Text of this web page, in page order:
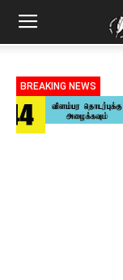
BREAKING NEWS